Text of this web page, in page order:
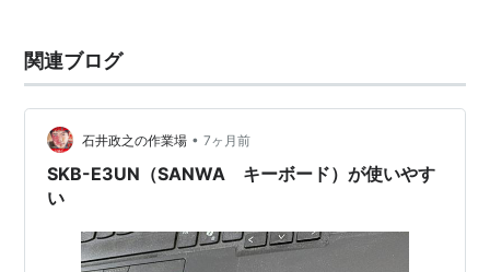
関連ブログ
石井政之の作業場 • 7ヶ月前
SKB-E3UN（SANWA キーボード）が使いやす
い